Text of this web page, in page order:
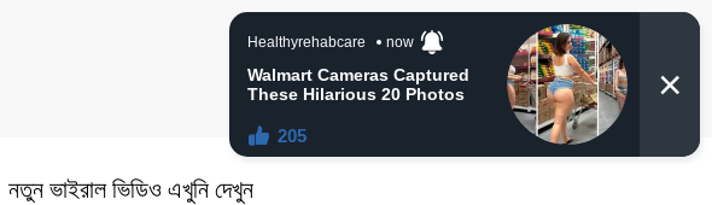
Bangla News
নতুন ভাইরাল ভিডিও এখুনি দেখুন